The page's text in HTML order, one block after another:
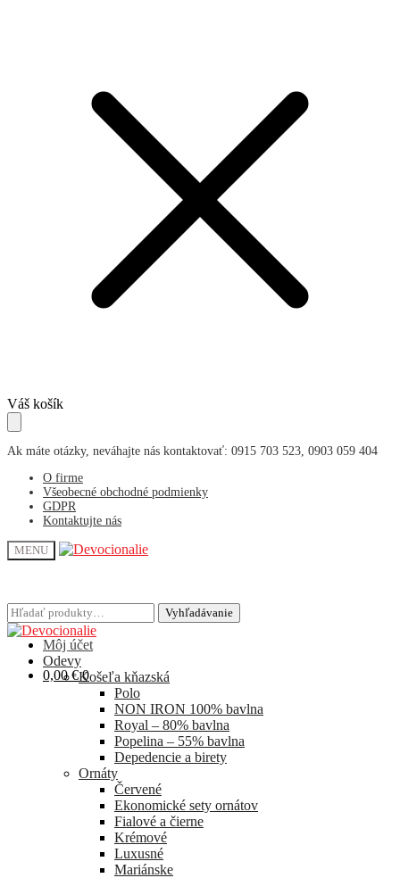
Skip
to
navigation
Skip
to
content
Váš košík
Ak máte otázky, neváhajte nás kontaktovať: 0915 703 523, 0903 059 404
O firme
Všeobecné obchodné podmienky
GDPR
Kontaktujte nás
MENU
Hľadať: Vyhľadávanie
Môj účet
0,00€ 0
Hľadať: Vyhľadávanie
Odevy
Košeľa kňazská
Polo
NON IRON 100% bavlna
Royal – 80% bavlna
Popelina – 55% bavlna
Depedencie a birety
Ornáty
Červené
Ekonomické sety ornátov
Fialové a čierne
Krémové
Luxusné
Mariánske